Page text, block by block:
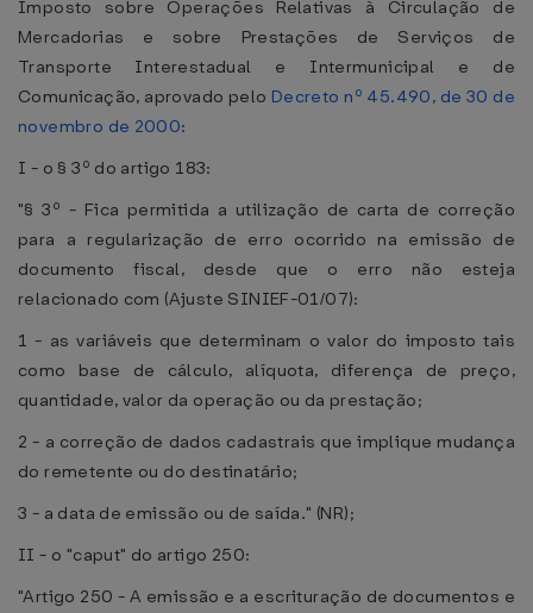
Imposto sobre Operações Relativas à Circulação de
Mercadorias e sobre Prestações de Serviços de
Transporte Interestadual e Intermunicipal e de
Comunicação, aprovado pelo Decreto nº 45.490, de 30 de
novembro de 2000:
I - o § 3º do artigo 183:
"§ 3º - Fica permitida a utilização de carta de correção
para a regularização de erro ocorrido na emissão de
documento fiscal, desde que o erro não esteja
relacionado com (Ajuste SINIEF-01/07):
1 - as variáveis que determinam o valor do imposto tais
como base de cálculo, alíquota, diferença de preço,
quantidade, valor da operação ou da prestação;
2 - a correção de dados cadastrais que implique mudança
do remetente ou do destinatário;
3 - a data de emissão ou de saída." (NR);
II - o "caput" do artigo 250:
"Artigo 250 - A emissão e a escrituração de documentos e